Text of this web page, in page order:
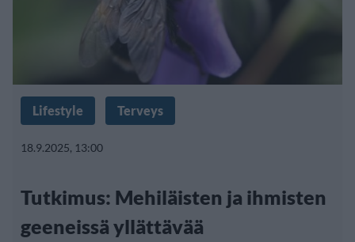
Lifestyle Terveys
18.9.2025, 13:00
Tutkimus: Mehiläisten ja ihmisten
geeneissä yllättävää